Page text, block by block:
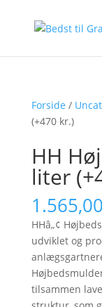
Forside /
(+470 kr.)
HH
liter
1.565,00
HHâ„¢
udviklet og
tilsammen